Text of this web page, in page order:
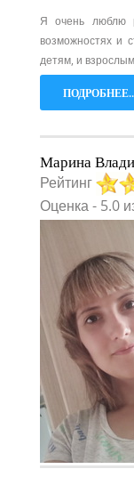
Я очень люблю
возможностях и
детям, и
Марина
Рейтинг
Оценка- 5.0